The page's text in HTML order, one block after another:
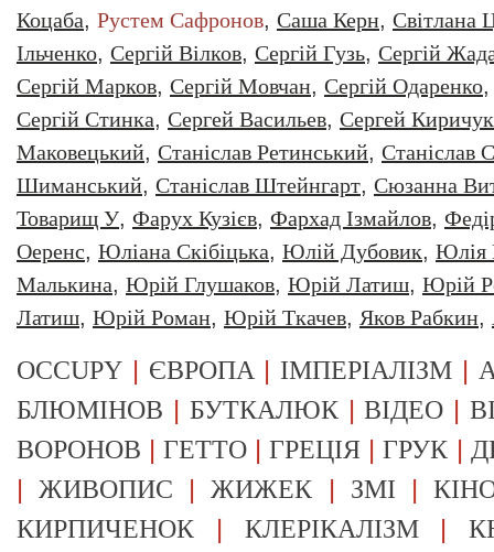
Коцаба, Рустем Сафронов, Саша Керн, Світлана
Ільченко, Сергій Вілков, Сергій Гузь, Сергій
Сергій Марков, Сергій Мовчан, Сергій Одаренко
Сергій Стинка, Сергей Васильев, Сергей Киричук
Маковецький, Станіслав Ретинський, Станіслав
Шиманський, Станіслав Штейнгарт, Сюзанна
Товарищ У, Фарух Кузієв, Фархад Ізмайлов,
Оеренс, Юліана Скібіцька, Юлій Дубовик, Юлія
Малькина, Юрiй Глушаков, Юрiй Латиш, Юрiй
Латиш, Юрій Роман, Юрій Ткачев, Яков Рабкин,
OCCUPY | ЄВРОПА | ІМПЕРІАЛІЗМ |
БЛЮМІНОВ | БУТКАЛЮК|ВІДЕО |
ВОРОНОВ |ГЕТТО |ГРЕЦІЯ |ГРУК |
|ЖИВОПИС |ЖИЖЕК | ЗМІ |
КИРПИЧЕНОК | КЛЕРІКАЛІЗМ|